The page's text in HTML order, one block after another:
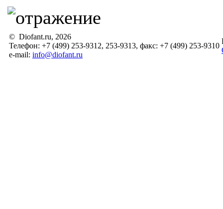
© Diofant.ru, 2026
Телефон: +7 (499) 253-9312, 253-9313, факс: +7 (499) 253-9310
e-mail: info@diofant.ru